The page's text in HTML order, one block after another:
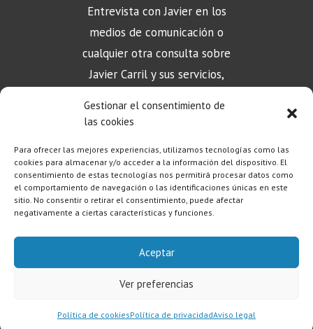
Gestionar el consentimiento de
las cookies
Para ofrecer las mejores experiencias, utilizamos tecnologías como las
cookies para almacenar y/o acceder a la información del dispositivo. El
consentimiento de estas tecnologías nos permitirá procesar datos como
el comportamiento de navegación o las identificaciones únicas en este
sitio. No consentir o retirar el consentimiento, puede afectar
negativamente a ciertas características y funciones.
Aceptar
Ver preferencias
Política de cookiesPolítica de privacidadAviso legal
Entrevista con Javier en los
medios de comunicación o
cualquier otra consulta sobre
Javier Carril y sus servicios,
CONTACTO
Política de Privacidad|Política de Cookies